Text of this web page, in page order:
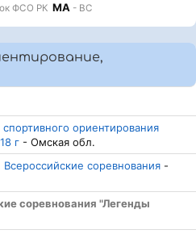
ФСО РК МА - ВС
ориентирования
г - Омская обл.
Всероссийские соревнования -
соревнования "Легенды